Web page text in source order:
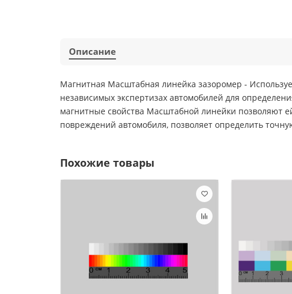
Описание
Магнитная Масштабная линейка зазоромер -
независимых экспертизах автомобилей для
магнитные свойства Масштабной линейки позволяют
повреждений автомобиля, позволяет определить
Похожие товары